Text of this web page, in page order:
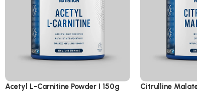
Acetyl L-Carnitine Powder I 150g Citrulline